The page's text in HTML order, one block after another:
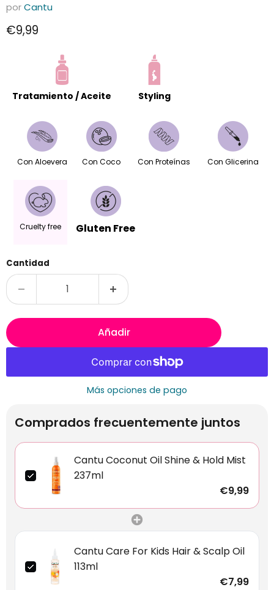
porCantu
Precio actual
€9,99
Tratamiento / Aceite Styling
Con Aloevera Con Coco Con Proteínas Con Glicerina
Cruelty free Gluten Free
Cantidad
Añadir
Más opciones de pago
Comprados frecuentemente juntos
Cantu Coconut Oil Shine & Hold Mist
237ml
€9,99
Cantu Care For Kids Hair & Scalp Oil
113ml
€7,99